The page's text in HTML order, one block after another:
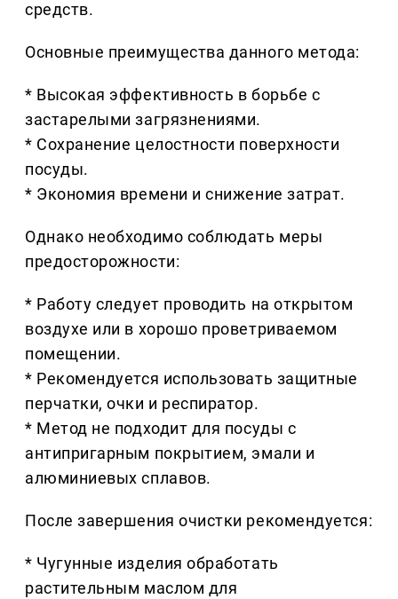
средств.
Основные преимущества данного метода:
* Высокая эффективность в борьбе с
застарелыми загрязнениями.
* Сохранение целостности поверхности
посуды.
* Экономия времени и снижение затрат.
Однако необходимо соблюдать меры
предосторожности:
* Работу следует проводить на открытом
воздухе или в хорошо проветриваемом
помещении.
* Рекомендуется использовать защитные
перчатки, очки и респиратор.
* Метод не подходит для посуды с
антипригарным покрытием, эмали и
алюминиевых сплавов.
После завершения очистки рекомендуется:
* Чугунные изделия обработать
растительным маслом для